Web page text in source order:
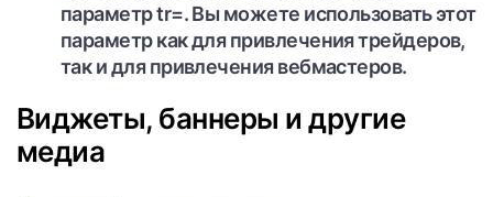
параметр tr=. Вы можете использовать этот
параметр как для привлечения трейдеров,
так и для привлечения вебмастеров.
Виджеты, баннеры и другие
медиа